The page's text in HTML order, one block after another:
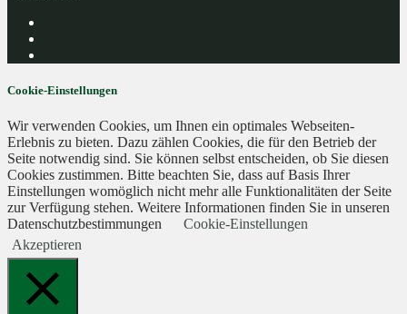
Cookie-Einstellungen
Wir verwenden Cookies, um Ihnen ein optimales Webseiten-
Erlebnis zu bieten. Dazu zählen Cookies, die für den Betrieb der
Seite notwendig sind. Sie können selbst entscheiden, ob Sie diesen
Cookies zustimmen. Bitte beachten Sie, dass auf Basis Ihrer
Einstellungen womöglich nicht mehr alle Funktionalitäten der Seite
zur Verfügung stehen. Weitere Informationen finden Sie in unseren
Datenschutzbestimmungen
Cookie-Einstellungen
Akzeptieren